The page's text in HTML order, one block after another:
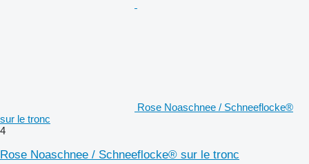
Rose Noaschnee / Schneeflocke®
sur le tronc
4
Rose Noaschnee / Schneeflocke® sur le tronc